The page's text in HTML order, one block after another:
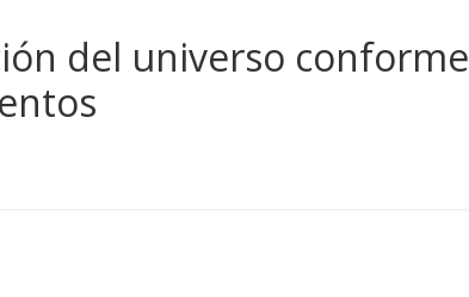
del universo conforme